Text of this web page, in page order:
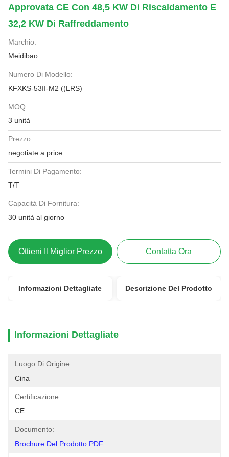
Approvata CE Con 48,5 KW Di Riscaldamento E
32,2 KW Di Raffreddamento
Marchio:
Meidibao
Numero Di Modello:
KFXKS-53II-M2 ((LRS)
MOQ:
3 unità
Prezzo:
negotiate a price
Termini Di Pagamento:
T/T
Capacità Di Fornitura:
30 unità al giorno
Ottieni Il Miglior Prezzo Contatta Ora
Informazioni Dettagliate Descrizione Del Prodotto
Informazioni Dettagliate
Luogo Di Origine:
Cina
Certificazione:
CE
Documento:
Brochure Del Prodotto PDF